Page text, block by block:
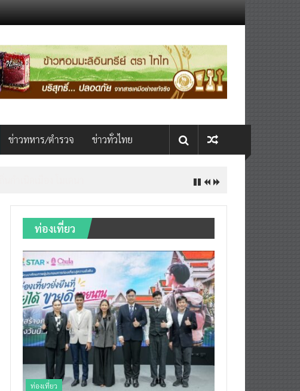
ข่าวทหาร/ตำรวจ ข่าวทั่วไทย
ท่องเที่ยว
ท่องเที่ยว